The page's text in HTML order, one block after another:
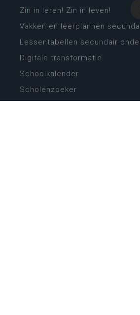
Zin in leren! Zin in leven!
Vakken en leerplannen
Lessentabellen secundair
Digitale transformatie
Schoolkalender
Scholenzoeker